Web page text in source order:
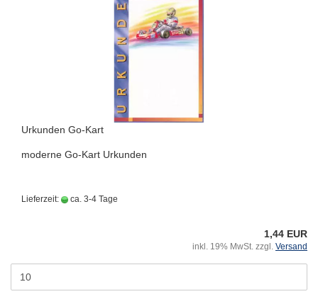
Urkunden Go-Kart
moderne Go-Kart Urkunden
Lieferzeit: ca. 3-4 Tage
1,44 EUR
inkl. 19% MwSt. zzgl. Versand